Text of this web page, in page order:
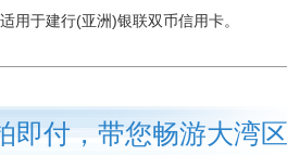
用于建行(亚洲)银联双币信用卡。
即付，带您畅游大湾区